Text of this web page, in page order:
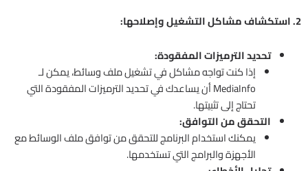
2. استكشاف مشاكل التشغيل وإصلاحها:
تحديد الترميزات المفقودة:
إذا كنت تواجه مشاكل في تشغيل ملف وسائط، يمكن لـ
MediaInfo أن يساعدك في تحديد الترميزات المفقودة التي
تحتاج إلى تثبيتها.
التحقق من التوافق:
يمكنك استخدام البرنامج للتحقق من توافق ملف الوسائط مع
الأجهزة والبرامج التي تستخدمها.